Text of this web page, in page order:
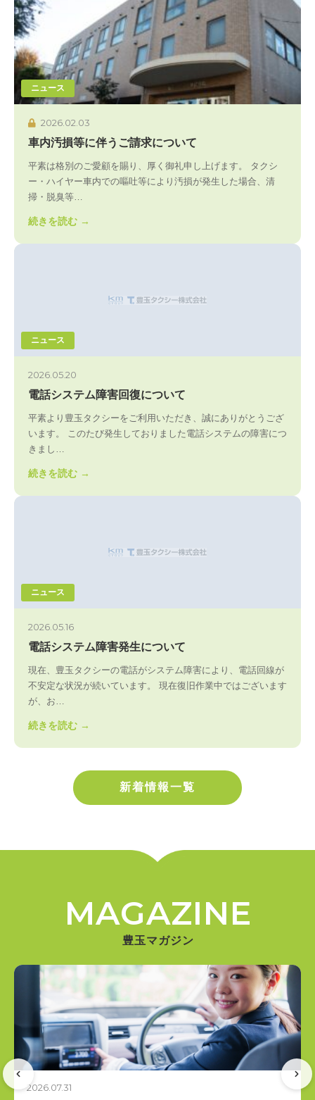
ニュース
2026.02.03
車内汚損等に伴うご請求について
平素は格別のご愛顧を賜り、厚く御礼申し上げます。 タクシ
ー・ハイヤー車内での嘔吐等により汚損が発生した場合、清
掃・脱臭等…
続きを読む →
ニュース
2026.05.20
電話システム障害回復について
平素より豊玉タクシーをご利用いただき、誠にありがとうござ
います。 このたび発生しておりました電話システムの障害につ
きまし…
続きを読む →
ニュース
2026.05.16
電話システム障害発生について
現在、豊玉タクシーの電話がシステム障害により、電話回線が
不安定な状況が続いています。 現在復旧作業中ではございます
が、お…
続きを読む →
新着情報一覧
MAGAZINE
豊玉マガジン
2026.07.31